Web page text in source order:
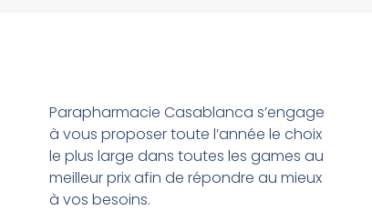
Parapharmacie Casablanca s’engage
à vous proposer toute l’année le choix
le plus large dans toutes les games au
meilleur prix afin de répondre au mieux
à vos besoins.